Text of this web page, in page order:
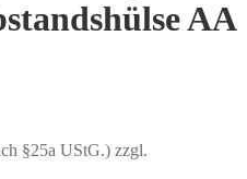
AA
§25a UStG.) zzgl.